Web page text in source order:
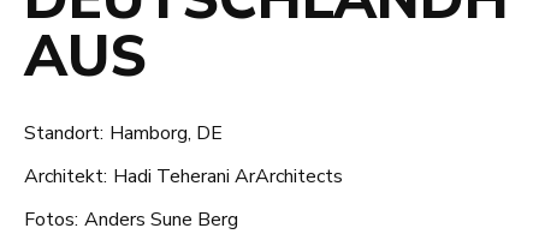
AUS
Standort: Hamborg, DE
Architekt: Hadi Teherani ArArchitects
Fotos: Anders Sune Berg